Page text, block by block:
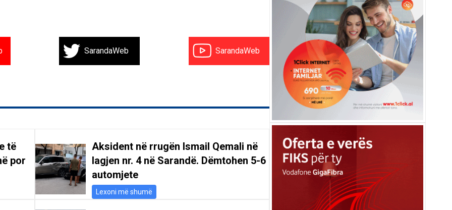
SarandaWeb SarandaWeb
të
por
Aksident në rrugën Ismail Qemali në
lagjen nr. 4 në Sarandë. Dëmtohen 5-6
automjete
Lexoni më shumë